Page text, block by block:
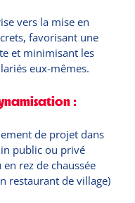
vers la mise en
favorisant une
et minimisant les
eux-mêmes.
:
de projet dans
public ou privé
rez de chaussée
restaurant de village)